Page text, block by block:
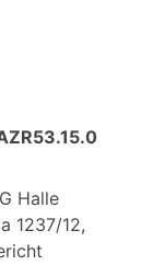
Halle
1237/12,